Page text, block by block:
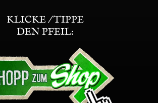
KLICKE / TIPPE
DEN PFEIL: